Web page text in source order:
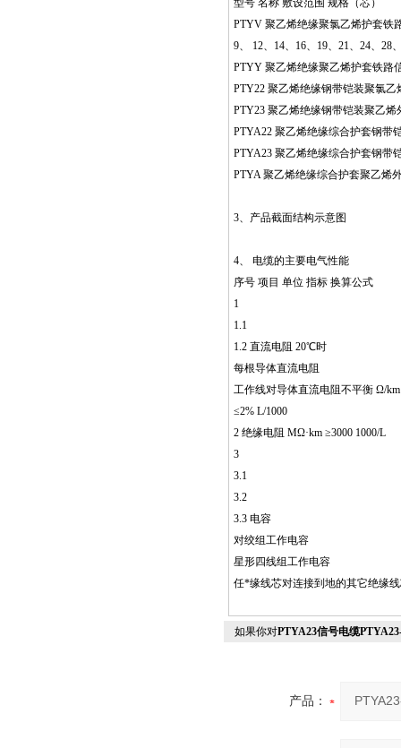
型号 名称 敷设范围 规格（芯）
PTYV 聚乙烯绝缘聚氯乙烯护套铁
9、 12、14、16、19、21、24、28
PTYY 聚乙烯绝缘聚乙烯护套铁路
PTY22 聚乙烯绝缘钢带铠装聚氯
PTY23 聚乙烯绝缘钢带铠装聚乙
PTYA22 聚乙烯绝缘综合护套钢带
PTYA23 聚乙烯绝缘综合护套钢带
PTYA 聚乙烯绝缘综合护套聚乙烯
3、产品截面结构示意图
4、 电缆的主要电气性能
序号 项目 单位 指标 换算公式
1
1.1
1.2 直流电阻 20℃时
每根导体直流电阻
工作线对导体直流电阻不平衡 Ω/km
≤2% L/1000
2 绝缘电阻 MΩ·km ≥3000 1000/L
3
3.1
3.2
3.3 电容
对绞组工作电容
星形四线组工作电容
任*缘线芯对连接到地的其它绝缘
如果你对PTYA23信号电缆
产品：